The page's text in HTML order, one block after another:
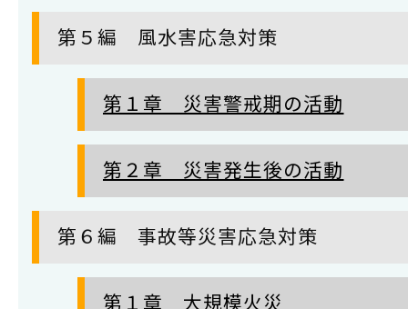
第５編 風水害応急対策
第１章 災害警戒期の活動
第２章 災害発生後の活動
第６編 事故等災害応急対策
第１章 大規模火災